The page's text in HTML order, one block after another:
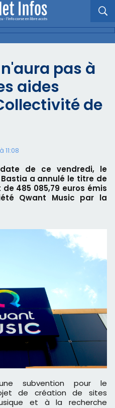
pas à
aides
de
de ce vendredi, le
a annulé le titre de
485 085,79 euros émis
Qwant Music par la
de création de sites
et à la recherche